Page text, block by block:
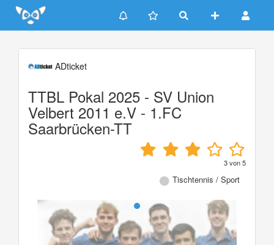
Update cookies preferences
ADticket
TTBL Pokal 2025 - SV Union
Velbert 2011 e.V - 1.FC
Saarbrücken-TT
3von5
Tischtennis / Sport